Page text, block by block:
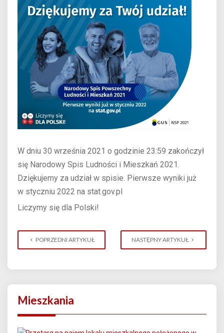
W dniu 30 września 2021 o godzinie 23:59 zakończył
się Narodowy Spis Ludności i Mieszkań 2021.
Dziękujemy za udział w spisie. Pierwsze wyniki już
w styczniu 2022 na stat.gov.pl
Liczymy się dla Polski!
POPRZEDNI ARTYKUŁ NASTĘPNY ARTYKUŁ
Mieszkania